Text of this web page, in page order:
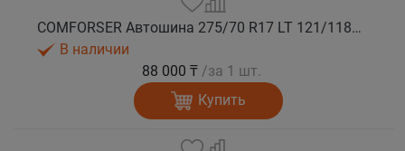
COMFORSER Автошина 275/70 R17 LT 121/118S CF1100 10PR RWL лето
В наличии
88 000 ₸ /за 1 шт.
Купить